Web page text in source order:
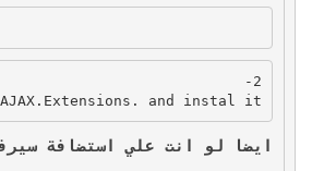
2-
and instal it.
ايضا لو انت علي استضافة